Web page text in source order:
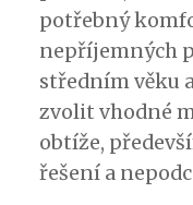
potřebný
nepříjemných
středním věku
zvolit vhodné
obtíže,
řešení a